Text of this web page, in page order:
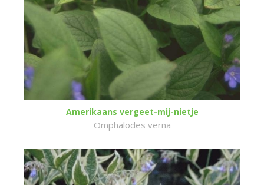
Amerikaans vergeet-mij-nietje
Omphalodes verna